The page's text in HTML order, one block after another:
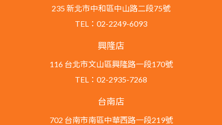
235 新北市中和區中山路二段75號
TEL：02-2249-6093
興隆店
116 台北市文山區興隆路一段170號
TEL：02-2935-7268
台南店
702 台南市南區中華西路一段219號